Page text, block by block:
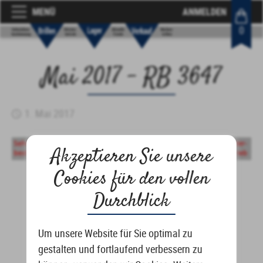
Akzeptieren Sie unsere
Cookies für den vollen
Durchblick
Um unsere Website für Sie optimal zu
gestalten und fortlaufend verbessern zu
MENÜ ANMELDEN
0
Mai 2017 – RB 3647